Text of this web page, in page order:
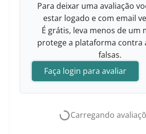
Para deixar uma avaliação
estar logado e com email
É grátis, leva menos de um
protege a plataforma contra
falsas.
Faça login para avaliar
Carregando